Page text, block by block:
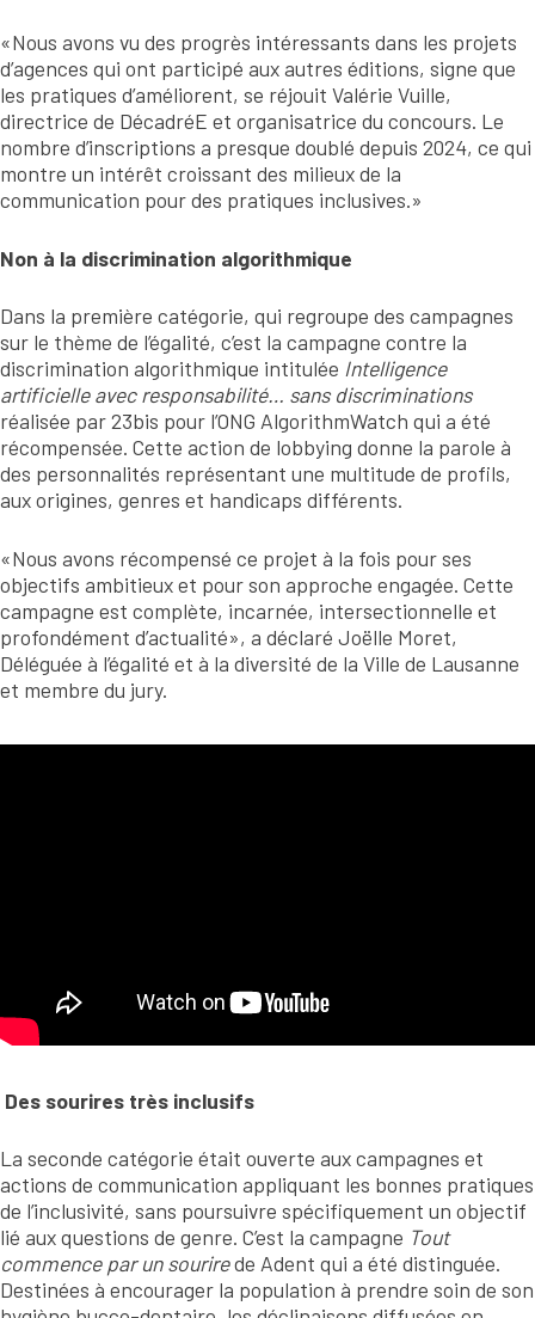
«Nous avons vu des progrès intéressants dans les projets
d’agences qui ont participé aux autres éditions, signe que
les pratiques d’améliorent, se réjouit Valérie Vuille,
directrice de DécadréE et organisatrice du concours. Le
nombre d’inscriptions a presque doublé depuis 2024, ce qui
montre un intérêt croissant des milieux de la
communication pour des pratiques inclusives.»
Non à la discrimination algorithmique
Dans la première catégorie, qui regroupe des campagnes
sur le thème de l’égalité, c’est la campagne contre la
discrimination algorithmique intitulée Intelligence
artificielle avec responsabilité… sans discriminations
réalisée par 23bis pour l’ONG AlgorithmWatch qui a été
récompensée. Cette action de lobbying donne la parole à
des personnalités représentant une multitude de profils,
aux origines, genres et handicaps différents.
«Nous avons récompensé ce projet à la fois pour ses
objectifs ambitieux et pour son approche engagée. Cette
campagne est complète, incarnée, intersectionnelle et
profondément d’actualité», a déclaré Joëlle Moret,
Déléguée à l’égalité et à la diversité de la Ville de Lausanne
et membre du jury.
Des sourires très inclusifs
La seconde catégorie était ouverte aux campagnes et
actions de communication appliquant les bonnes pratiques
de l’inclusivité, sans poursuivre spécifiquement un objectif
lié aux questions de genre. C’est la campagne Tout
commence par un sourirede Adent qui a été distinguée.
Destinées à encourager la population à prendre soin de son